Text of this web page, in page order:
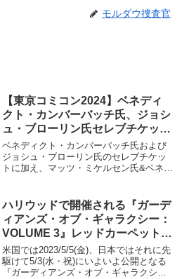
モルダウ捜査官
【東京コミコン2024】ベネディ
クト・カンバーバッチ氏、ジョシ
ュ・ブローリン氏セレブチケット
とドクター・ストレンジW撮影&
デッドプールW撮影券が
11/6(水)12時より発売！！
ベネディクト・カンバーバッチ氏および
ジョシュ・ブローリン氏のセレブチケッ
トに加え、マッツ・ミケルセン氏&ベネデ
ン氏のWショット撮影券が11/6(水)12時よ
り発売されます！！
ハリウッドで開催される『ガーデ
ィアンズ・オブ・ギャラクシー：
VOLUME 3』レッドカーペット
プレミアの様子が日本時間
4/28(金)9:15より生配信！！
米国では2023/5/5(金)、日本ではそれに先
駆けて5/3(水・祝)にいよいよ公開となる
『ガーディアンズ・オブ・ギャラクシ